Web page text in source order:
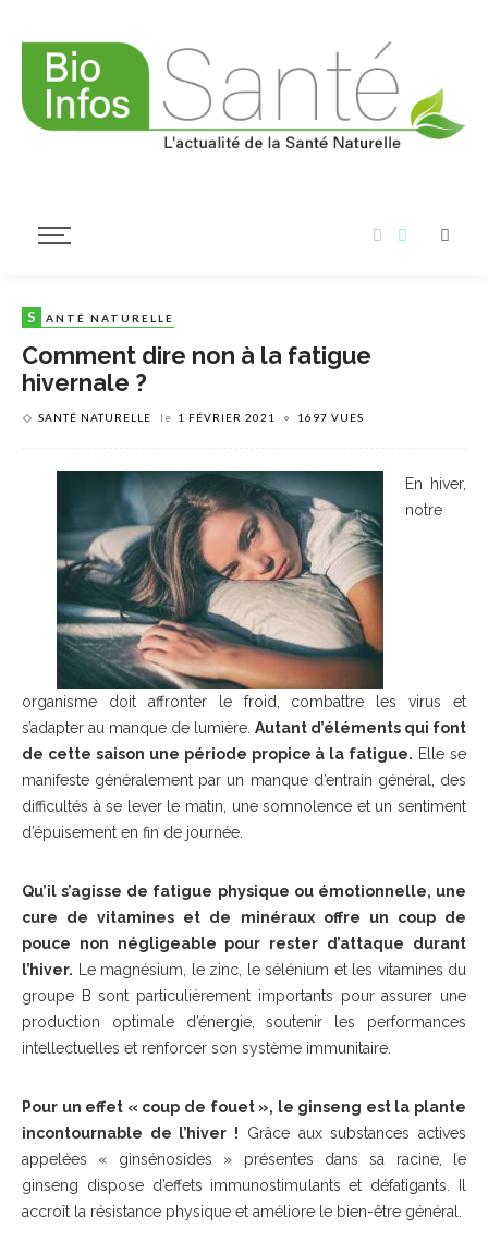
S ANTÉ NATURELLE
Comment dire non à la fatigue
hivernale ?
SANTÉ NATURELLE le 1 FÉVRIER 2021 1697 VUES
En hiver,
notre
organisme doit affronter le froid, combattre les virus et
s’adapter au manque de lumière. Autant d’éléments qui font
de cette saison une période propice à la fatigue. Elle se
manifeste généralement par un manque d’entrain général, des
difficultés à se lever le matin, une somnolence et un sentiment
d’épuisement en fin de journée.
Qu’il s’agisse de fatigue physique ou émotionnelle, une
cure de vitamines et de minéraux offre un coup de
pouce non négligeable pour rester d’attaque durant
l’hiver. Le magnésium, le zinc, le sélénium et les vitamines du
groupe B sont particulièrement importants pour assurer une
production optimale d’énergie, soutenir les performances
intellectuelles et renforcer son système immunitaire.
Pour un effet « coup de fouet », le ginseng est la plante
incontournable de l’hiver ! Grâce aux substances actives
appelées « ginsénosides » présentes dans sa racine, le
ginseng dispose d’effets immunostimulants et défatigants. Il
accroît la résistance physique et améliore le bien-être général.